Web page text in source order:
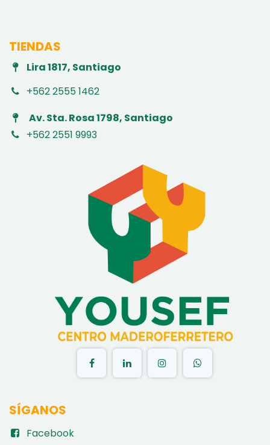
TIENDAS
Lira 1817, Santiago
+562 2555 1462
Av. Sta. Rosa 1798, Santiago
+562 2551 9993
SÍGANOS
Facebook